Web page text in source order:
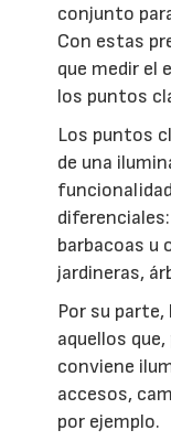
conjunto
Con estas
que medir el
los puntos
Los puntos
de una
barbacoas u
jardineras,
Por su
aquellos
conviene
accesos,
por ejemplo.